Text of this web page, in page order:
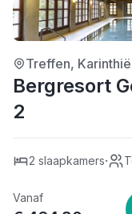
4/5
Treffen,
Bergresort
2
2 slaapkamers·
Vanaf